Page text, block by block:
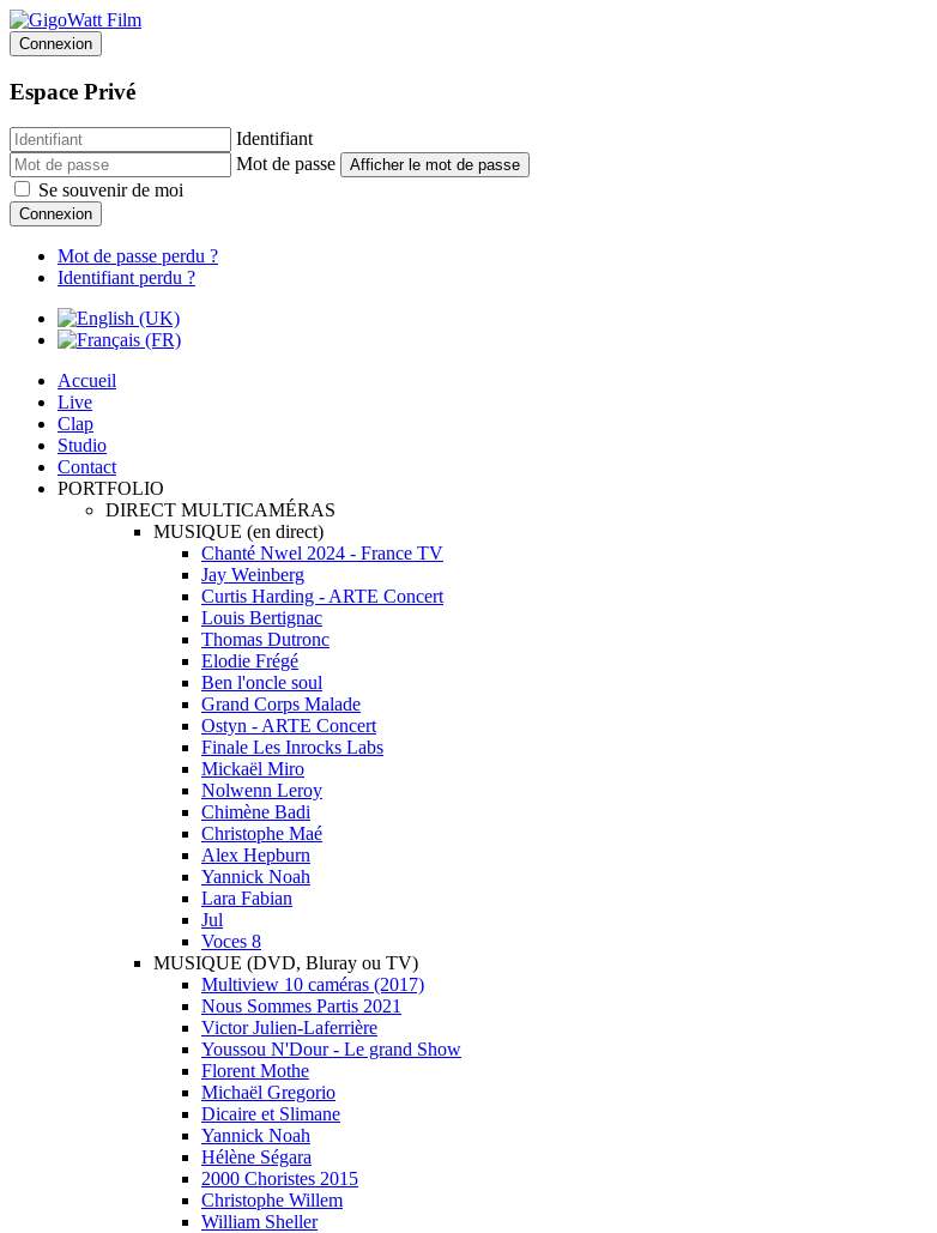
Connexion
Espace Privé
Identifiant
Mot de passe
Afficher le mot de passe
Se souvenir de moi
Connexion
Mot de passe perdu ?
Identifiant perdu ?
Accueil
Live
Clap
Studio
Contact
PORTFOLIO
DIRECT MULTICAMÉRAS
MUSIQUE (en direct)
Chanté Nwel 2024 - France TV
Jay Weinberg
Curtis Harding - ARTE Concert
Louis Bertignac
Thomas Dutronc
Elodie Frégé
Ben l'oncle soul
Grand Corps Malade
Ostyn - ARTE Concert
Finale Les Inrocks Labs
Mickaël Miro
Nolwenn Leroy
Chimène Badi
Christophe Maé
Alex Hepburn
Yannick Noah
Lara Fabian
Jul
Voces 8
MUSIQUE (DVD, Bluray ou TV)
Multiview 10 caméras (2017)
Nous Sommes Partis 2021
Victor Julien-Laferrière
Youssou N'Dour - Le grand Show
Florent Mothe
Michaël Gregorio
Dicaire et Slimane
Yannick Noah
Hélène Ségara
2000 Choristes 2015
Christophe Willem
William Sheller